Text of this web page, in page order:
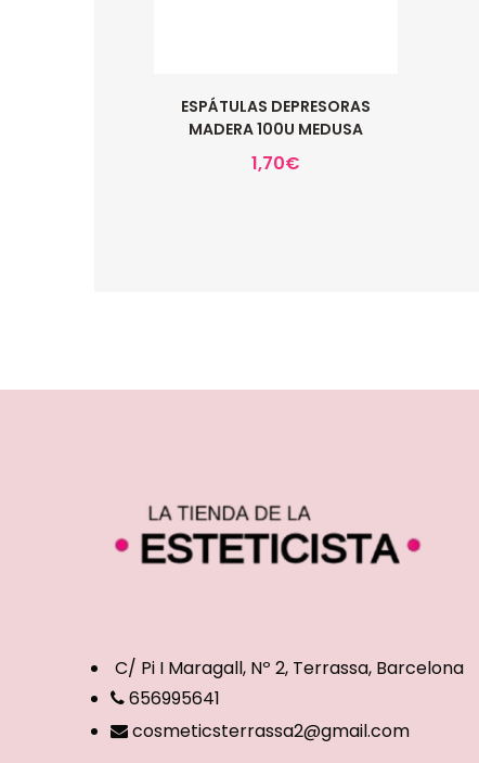
ESPÁTULAS DEPRESORAS
MADERA 100U MEDUSA
1,70€
C/ Pi I Maragall, Nº 2, Terrassa, Barcelona
656995641
cosmeticsterrassa2@gmail.com